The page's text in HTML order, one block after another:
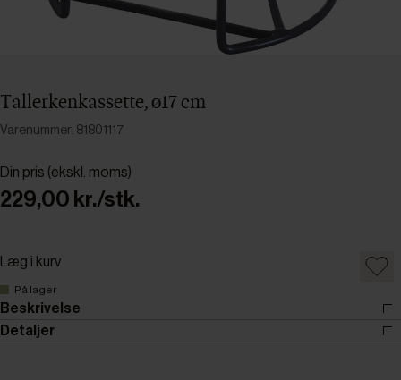
Tallerkenkassette, ø17 cm
Varenummer: 81801117
Din pris (ekskl. moms)
229,00 kr./stk.
Læg i kurv
På lager
Beskrivelse
Detaljer